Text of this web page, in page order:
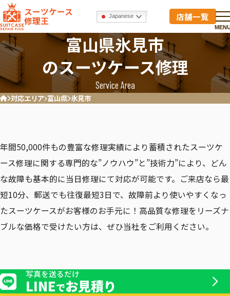
スーツケース
修理王 Japanese 店舗一覧
富山県氷見市
のスーツケース修理
Service Area
ホーム対応エリア 富山県 氷見市
年間50,000件もの豊富な修理実績により蓄積されたスーツケ
ース修理に関する専門的な”ノウハウ”と”技術力”により、どん
な故障も基本的に当日修理にて対応が可能です。ご来店なら最
短10分、郵送でも往復最短3日で、故障前より使いやすくなっ
たスーツケースがお客様のお手元に！高品質な修理をリーズナ
ブルな価格で受けたい方は、ぜひ当社をご利用ください。
写真を送るだけ
LINEでお見積り